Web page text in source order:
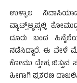
ಉಳ್ಳಾಲ
ವ್ಯಾಟ್ಸ್ಆ್ಯಪ್ನಲ್ಲಿ
ದೂರು ಬಂದ
ನಡೆಸಿದ್ದಾರೆ. ಈ ವೇಳೆ
ಕೋಮು ದ್ವೇಷ ಬಿತ್ತುವ
ಹೀಗಾಗಿ ಪ್ರಕರಣ